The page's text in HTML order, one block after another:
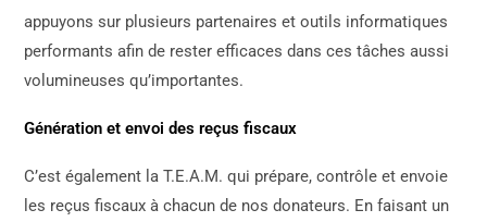
appuyons sur plusieurs partenaires et outils informatiques
performants afin de rester efficaces dans ces tâches aussi
volumineuses qu’importantes.
Génération et envoi des reçus fiscaux
C’est également la T.E.A.M. qui prépare, contrôle et envoie
les reçus fiscaux à chacun de nos donateurs. En faisant un